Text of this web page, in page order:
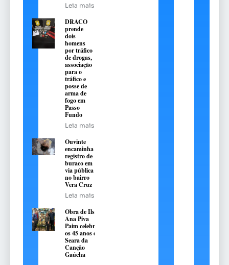
Leia mais
DRACO
prende
dois
homens
por tráfico
de drogas,
associação
para o
tráfico e
posse de
arma de
fogo em
Passo
Fundo
Leia mais
Ouvinte
encaminha
registro de
buraco em
via pública
no bairro
Vera Cruz
Leia mais
Obra de Ilse
Ana Piva
Paim celebra
os 45 anos da
Seara da
Canção
Gaúcha